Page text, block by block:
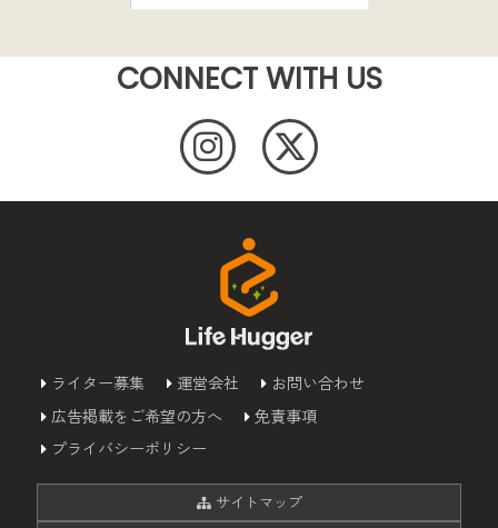
CONNECT WITH US
ライター募集 運営会社
お問い合わせ
広告掲載をご希望の方へ
免責事項
プライバシーポリシー
サイトマップ